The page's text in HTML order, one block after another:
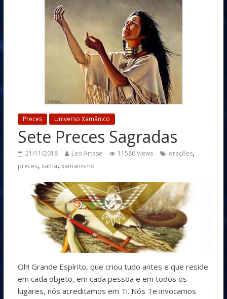
Preces Universo Xamânico
Sete Preces Sagradas
21/11/2018 Leo Artese 11586 Views orações,
preces, xamã, xamanismo
Oh! Grande Espírito, que criou tudo antes e que reside
em cada objeto, em cada pessoa e em todos os
lugares, nós acreditamos em Ti. Nós Te invocamos